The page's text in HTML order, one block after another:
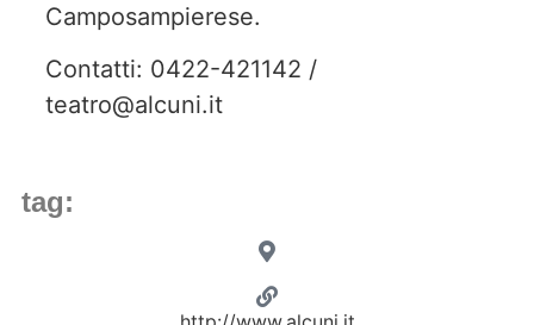
Camposampierese.
Contatti: 0422-421142 /
teatro@alcuni.it
tag: